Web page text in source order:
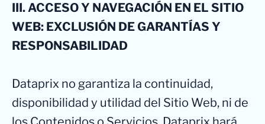
III. ACCESO Y NAVEGACIÓN EN EL SITIO
WEB: EXCLUSIÓN DE GARANTÍAS Y
RESPONSABILIDAD
Dataprix no garantiza la continuidad,
disponibilidad y utilidad del Sitio Web, ni de